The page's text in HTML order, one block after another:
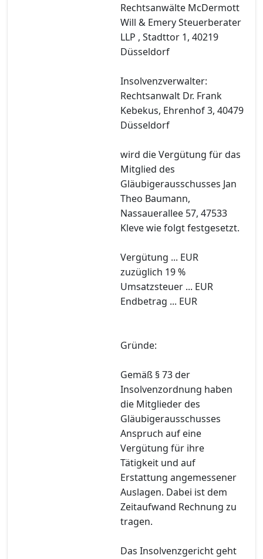
Rechtsanwälte McDermott
Will & Emery Steuerberater
LLP , Stadttor 1, 40219
Düsseldorf
Insolvenzverwalter:
Rechtsanwalt Dr. Frank
Kebekus, Ehrenhof 3, 40479
Düsseldorf
wird die Vergütung für das
Mitglied des
Gläubigerausschusses Jan
Theo Baumann,
Nassauerallee 57, 47533
Kleve wie folgt festgesetzt.
Vergütung ... EUR
zuzüglich 19 %
Umsatzsteuer ... EUR
Endbetrag ... EUR
Gründe:
Gemäß § 73 der
Insolvenzordnung haben
die Mitglieder des
Gläubigerausschusses
Anspruch auf eine
Vergütung für ihre
Tätigkeit und auf
Erstattung angemessener
Auslagen. Dabei ist dem
Zeitaufwand Rechnung zu
tragen.
Das Insolvenzgericht geht